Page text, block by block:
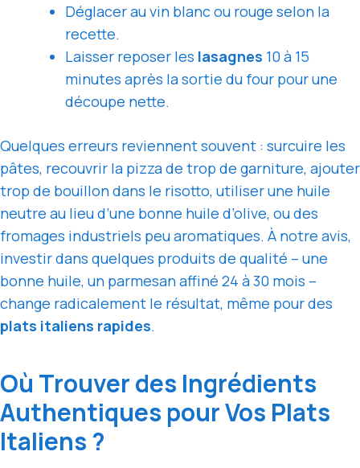
Déglacer au vin blanc ou rouge selon la
recette.
Laisser reposer les lasagnes 10 à 15
minutes après la sortie du four pour une
découpe nette.
Quelques erreurs reviennent souvent : surcuire les
pâtes, recouvrir la pizza de trop de garniture, ajouter
trop de bouillon dans le risotto, utiliser une huile
neutre au lieu d’une bonne huile d’olive, ou des
fromages industriels peu aromatiques. À notre avis,
investir dans quelques produits de qualité – une
bonne huile, un parmesan affiné 24 à 30 mois –
change radicalement le résultat, même pour des
plats italiens rapides.
Où Trouver des Ingrédients
Authentiques pour Vos Plats
Italiens ?